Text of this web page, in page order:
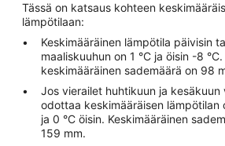
Tässä on katsaus kohteen
lämpötilaan:
Keskimääräinen lämpötila päivisin
maaliskuuhun on 1 °C ja öisin -8
keskimääräinen sademäärä on 98
Jos vierailet huhtikuun ja kesäkuun
odottaa keskimääräisen lämpötilan
ja 0 °C öisin. Keskimääräinen
159 mm.